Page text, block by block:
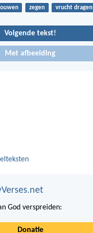
zegen vrucht dragen
Volgende tekst!
Met afbeelding
God verspreiden:
Donatie